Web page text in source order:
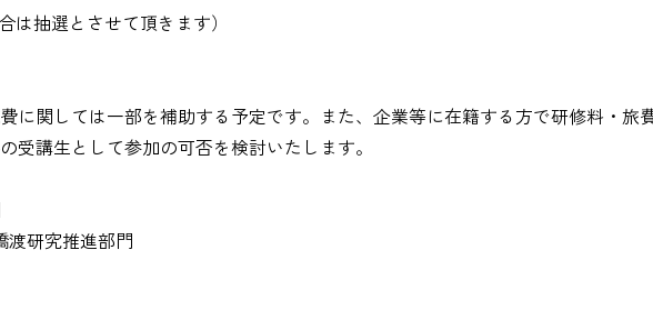
は抽選とさせて頂きます）
に関しては一部を補助する予定です。また、企業等に在籍する方で研修料・旅
受講生として参加の可否を検討いたします。
渡研究推進部門